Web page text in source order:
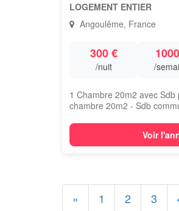
LOGEMENT ENTIER
Angoulême, France
300 €
/nuit /
1 Chambre 20m2 avec Sdb
chambre 20m2 - Sdb
Voir
« 1 2 3